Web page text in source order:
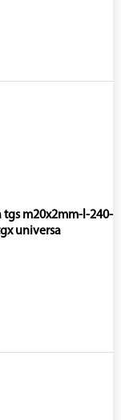
tgs m20x2mm-l-240-
universa